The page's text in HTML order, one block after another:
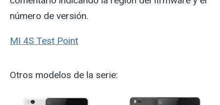
número de versión.
MI 4S Test Point
Otros modelos de la serie: